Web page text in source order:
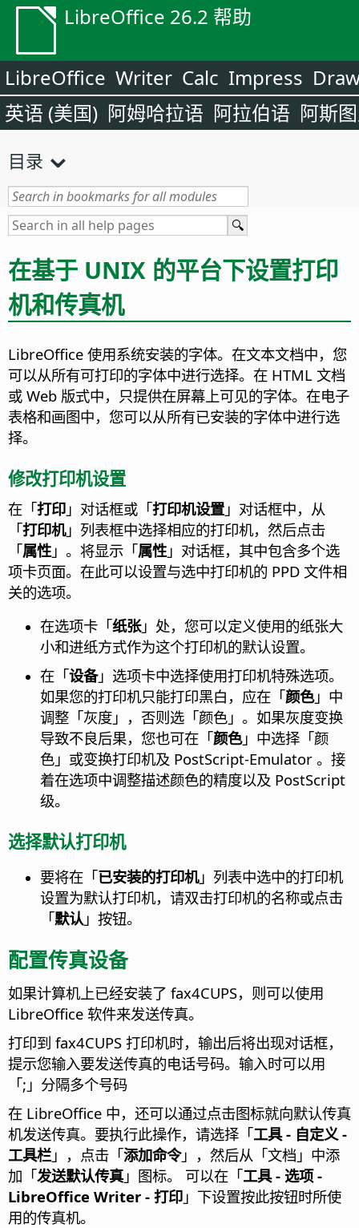
LibreOffice 26.2 帮助
LibreOffice Writer Calc Impress
英语 (美国) 阿姆哈拉语 阿拉伯语 阿斯
目录
在基于 UNIX 的平台下设置打印
机和传真机
LibreOffice 使用系统安装的字体。在文本文档中，您
可以从所有可打印的字体中进行选择。在 HTML 文档
或 Web 版式中，只提供在屏幕上可见的字体。在电子
表格和画图中，您可以从所有已安装的字体中进行选
择。
修改打印机设置
在「打印 」对话框或「打印机设置 」对话框中，从
「打印机」列表框中选择相应的打印机，然后点击
「属性」。将显示「属性」对话框，其中包含多个选
项卡页面。在此可以设置与选中打印机的 PPD 文件相
关的选项。
在选项卡「纸张」处，您可以定义使用的纸张大
小和进纸方式作为这个打印机的默认设置。
在「设备」选项卡中选择使用打印机特殊选项。
如果您的打印机只能打印黑白，应在「颜色」中
调整「灰度」，否则选「颜色」。如果灰度变换
导致不良后果，您也可在「颜色」中选择「颜
色」或变换打印机及 PostScript-Emulator 。接
着在选项中调整描述颜色的精度以及 PostScript
级。
选择默认打印机
要将在「已安装的打印机」列表中选中的打印机
设置为默认打印机，请双击打印机的名称或点击
「默认 」按钮。
配置传真设备
如果计算机上已经安装了 fax4CUPS，则可以使用
LibreOffice 软件来发送传真。
打印到 fax4CUPS 打印机时，输出后将出现对话框，
提示您输入要发送传真的电话号码。输入时可以用
「;」分隔多个号码
在 LibreOffice 中，还可以通过点击图标就向默认传真
机发送传真。要执行此操作，请选择「工具 - 自定义 -
工具栏 」，点击「添加命令」，然后从「文档」中添
加「发送默认传真」图标。 可以在「工具 - 选项-
LibreOffice Writer - 打印 」下设置按此按钮时所使
用的传真机。